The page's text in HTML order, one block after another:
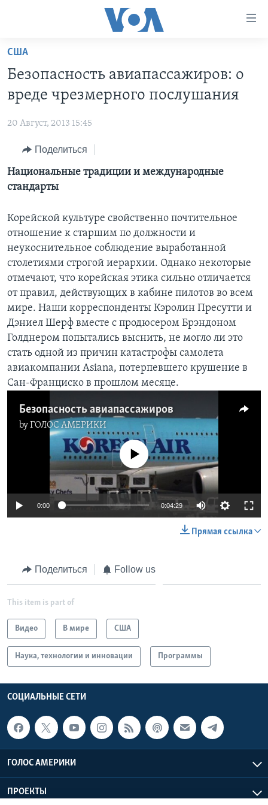
Перейти
основной
контент
Перейти
навигации
Перейти
НОВОСТИ ЗА МИНУТУ
ИТОГИ
ПОЧЕМУ ЭТО ВАЖНО?
ДИСКУССИЯ VOA
ДЕТАЛИ
НЬЮ-ЙОРК NEW YORK
АМЕРИКА. БОЛЬШОЕ ПУТЕШЕСТВИЕ
ПРОЕКТЫ
УЧИМ АНГЛИЙСКИЙ
НАША АМЕРИКАНСКАЯ ИСТОРИЯ
А КАК В АМЕРИКЕ?
АРТЕФАКТЫ
АМЕРИКАНСКИЕ ГОРОДКИ
ТЕСТЫ
ЭКСПЕРТИЗА
ИНТЕРВЬЮ
ФАКТЫ ПРОТИВ ФЕЙКОВ
ЗА СВОБОДУ ПРЕССЫ
УЧИМ АНГЛИЙСКИЙ
ВИДЕО
ПОДПИСКА НА НОВОСТИ
Learning English
СОЦИАЛЬНЫЕ СЕТИ
Языки
США
Безопасность авиапассажиров: о
вреде чрезмерного послушания
20 Август, 2013 15:45
Поделиться
Национальные традиции и международные
стандарты
Корейской культуре свойственно почтительное
отношение к старшим по должности и
неукоснительное соблюдение выработанной
столетиями строгой иерархии. Однако некоторые
отмечают, что корейская этика сильно отличается
от правил, действующих в кабине пилотов во всем
мире. Наши корреспонденты Кэролин Пресутти и
Дэниел Шерф вместе с продюсером Брэндоном
Голднером попытались выснить, не могло ли это
стать одной из причин катастрофы самолета
авиакомпании Asiana, потерпевшего крушение в
Сан-Франциско в прошлом месяце.
Безопасность авиапассажиров
byГОЛОС АМЕРИКИ
No media source currently available
0:00 0:04:29
Прямая ссылка
Поделиться Follow us
This item is part of
Видео В мире США
Наука, технологии и инновации Программы
СОЦИАЛЬНЫЕ СЕТИ
ГОЛОС АМЕРИКИ
ПРОЕКТЫ